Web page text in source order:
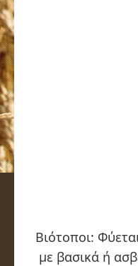
Βιότοποι:
με βασικά ή